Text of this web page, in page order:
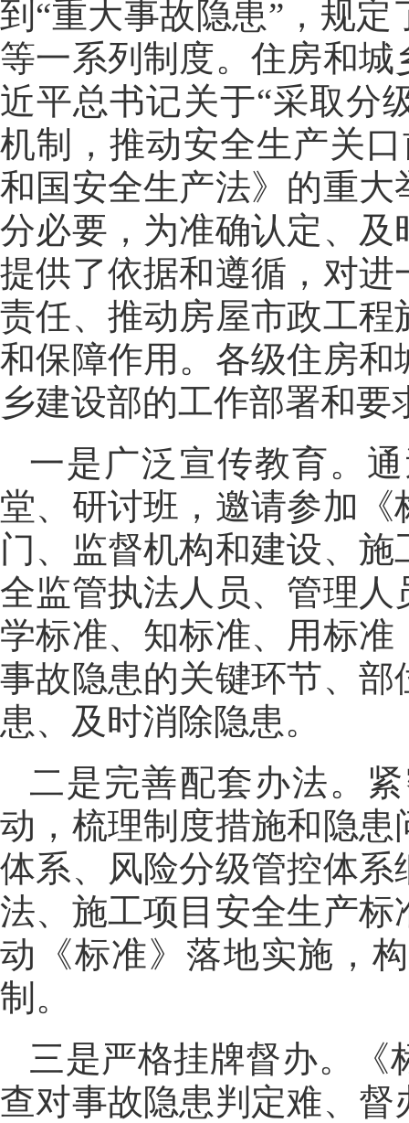
到“重大事故隐患”，规
等一系列制度。住房和
近平总书记关于“采取分
机制，推动安全生产关
和国安全生产法》的重
分必要，为准确认定、
提供了依据和遵循，对
责任、推动房屋市政工
和保障作用。各级住房
乡建设部的工作部署和
一是广泛宣传教育。
堂、研讨班，邀请参加
门、监督机构和建设、
全监管执法人员、管理
学标准、知标准、用标
事故隐患的关键环节、
患、及时消除隐患。
二是完善配套办法。
动，梳理制度措施和隐
体系、风险分级管控体
法、施工项目安全生产
动《标准》落地实施，
制。
三是严格挂牌督办。《
查对事故隐患判定难、